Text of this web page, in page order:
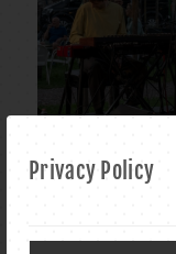
Privacy Policy